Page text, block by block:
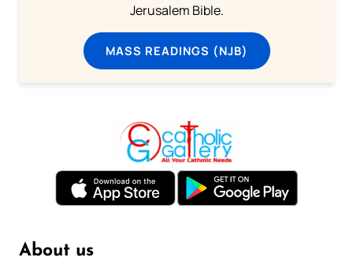
Jerusalem Bible.
MASS READINGS (NJB)
About us